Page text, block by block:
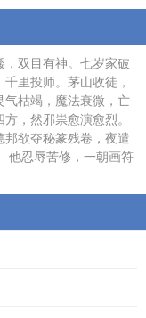
双目有神。七岁家破
里投师。茅山收徒，
气枯竭，魔法衰微，亡
，然邪祟愈演愈烈。
欲夺秘篆残卷，夜遣
他忍辱苦修，一朝画符